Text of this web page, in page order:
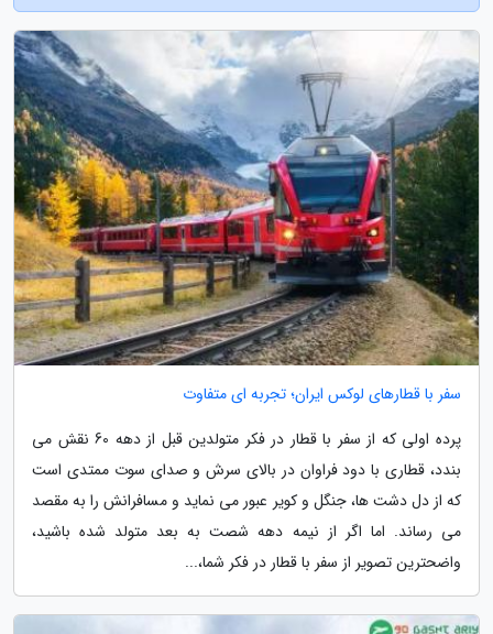
سفر با قطارهای لوکس ایران؛ تجربه ای متفاوت
پرده اولی که از سفر با قطار در فکر متولدین قبل از دهه 60 نقش می
بندد، قطاری با دود فراوان در بالای سرش و صدای سوت ممتدی است
که از دل دشت ها، جنگل و کویر عبور می نماید و مسافرانش را به مقصد
می رساند. اما اگر از نیمه دهه شصت به بعد متولد شده باشید،
واضحترین تصویر از سفر با قطار در فکر شما،...